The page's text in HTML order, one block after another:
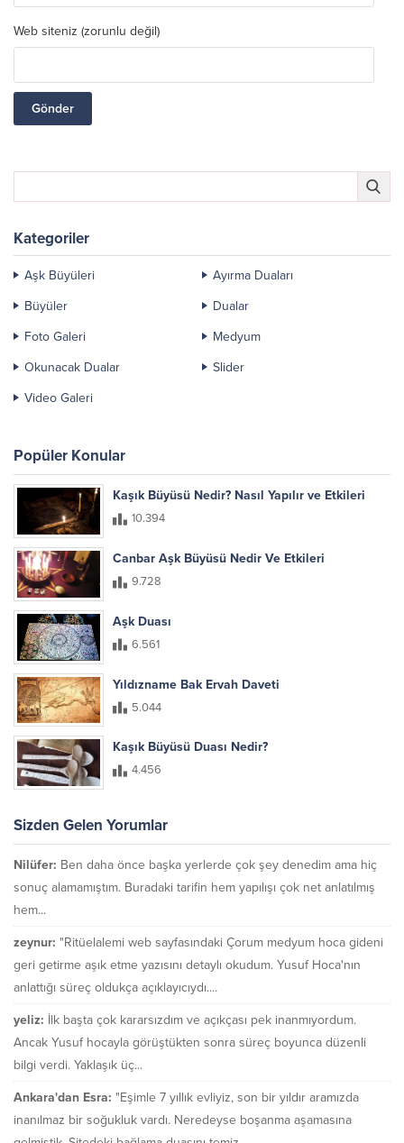
Web siteniz (zorunlu değil)
Kategoriler
Aşk Büyüleri
Ayırma Duaları
Büyüler
Dualar
Foto Galeri
Medyum
Okunacak Dualar
Slider
Video Galeri
Popüler Konular
Kaşık Büyüsü Nedir? Nasıl Yapılır ve Etkileri
10.394
Canbar Aşk Büyüsü Nedir Ve Etkileri
9.728
Aşk Duası
6.561
Yıldızname Bak Ervah Daveti
5.044
Kaşık Büyüsü Duası Nedir?
4.456
Sizden Gelen Yorumlar
Nilüfer: Ben daha önce başka yerlerde çok şey denedim ama hiç
sonuç alamamıştım. Buradaki tarifin hem yapılışı çok net anlatılmış
hem...
zeynur: "Ritüelalemi web sayfasındaki Çorum medyum hoca gideni
geri getirme aşık etme yazısını detaylı okudum. Yusuf Hoca'nın
anlattığı süreç oldukça açıklayıcıydı....
yeliz: İlk başta çok kararsızdım ve açıkçası pek inanmıyordum.
Ancak Yusuf hocayla görüştükten sonra süreç boyunca düzenli
bilgi verdi. Yaklaşık üç...
Ankara'dan Esra: "Eşimle 7 yıllık evliyiz, son bir yıldır aramızda
inanılmaz bir soğukluk vardı. Neredeyse boşanma aşamasına